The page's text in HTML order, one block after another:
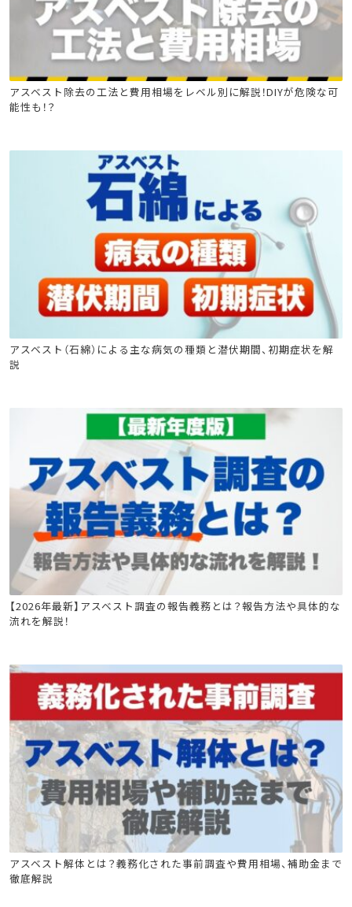
石綿(アスベスト)関連
アスベスト除去の工法と費用相場をレベル別に解説！DIYが危険な可
能性も！？
石綿(アスベスト)関連
アスベスト（石綿）による主な病気の種類と潜伏期間、初期症状を解
説
コラム 石綿(アスベスト)関連
【2026年最新】アスベスト調査の報告義務とは？報告方法や具体的な
流れを解説！
石綿(アスベスト)関連
アスベスト解体とは？義務化された事前調査や費用相場、補助金まで
徹底解説